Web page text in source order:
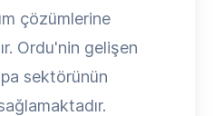
çözümlerine
Ordu'nin gelişen
sektörünün